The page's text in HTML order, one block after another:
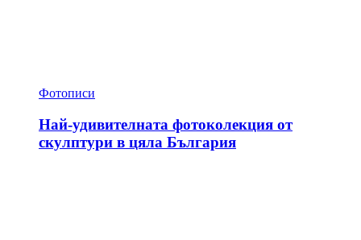
Фотописи
Най-удивителната фотоколекция от
скулптури в цяла България